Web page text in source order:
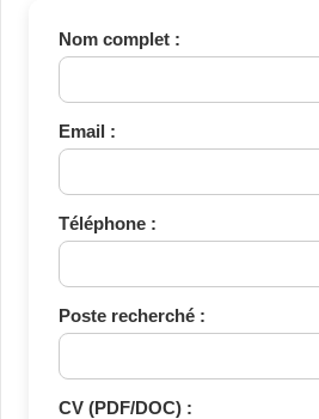
Nom complet :
Email :
Téléphone :
Poste recherché :
CV (PDF/DOC) :